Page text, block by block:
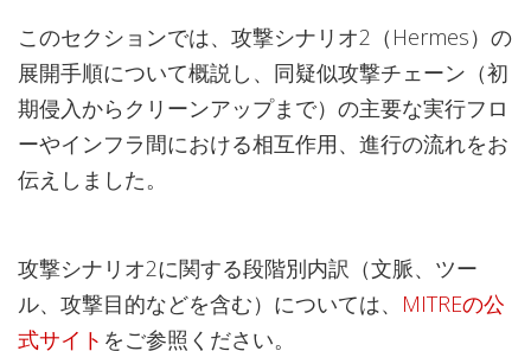
このセクションでは、攻撃シナリオ2（Hermes）の
展開手順について概説し、同疑似攻撃チェーン（初
期侵入からクリーンアップまで）の主要な実行フロ
ーやインフラ間における相互作用、進行の流れをお
伝えしました。
攻撃シナリオ2に関する段階別内訳（文脈、ツー
ル、攻撃目的などを含む）については、 MITREの公
式サイト をご参照ください。